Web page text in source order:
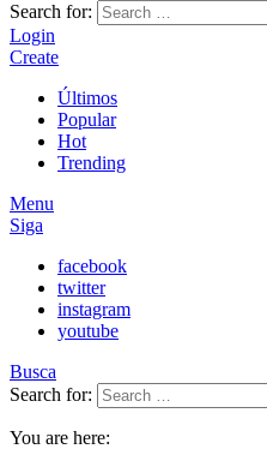
Search for:
Login
Create
Últimos
Popular
Hot
Trending
Menu
Siga
facebook
twitter
instagram
youtube
Busca
Search for:
You are here: